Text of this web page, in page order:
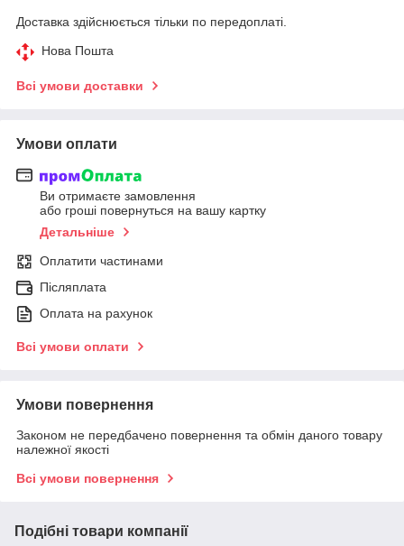
Доставка здійснюється тільки по передоплаті.
Нова Пошта
Всі умови доставки
Умови оплати
Ви отримаєте замовлення
або гроші повернуться на вашу картку
Детальніше
Оплатити частинами
Післяплата
Оплата на рахунок
Всі умови оплати
Умови повернення
Законом не передбачено повернення та обмін даного товару
належної якості
Всі умови повернення
Подібні товари компанії